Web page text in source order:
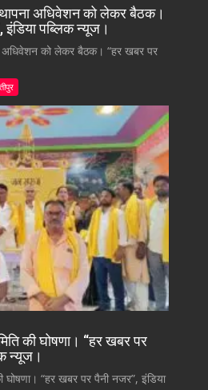
अधिवेशन को लेकर बैठक।
पब्लिक न्यूज।
अधिवेशन को लेकर बैठक। “हर खबर पर
की घोषणा। “हर खबर पर
न्यूज।
घोषणा। “हर खबर पर पैनी नजर”, इंडिया